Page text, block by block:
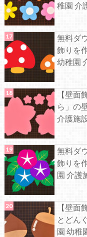
稚園 介
無料ダ
飾りを
幼稚園
【壁面
ら」の
介護施
無料ダ
飾りを
園 介護
【壁面
とどん
園 幼稚